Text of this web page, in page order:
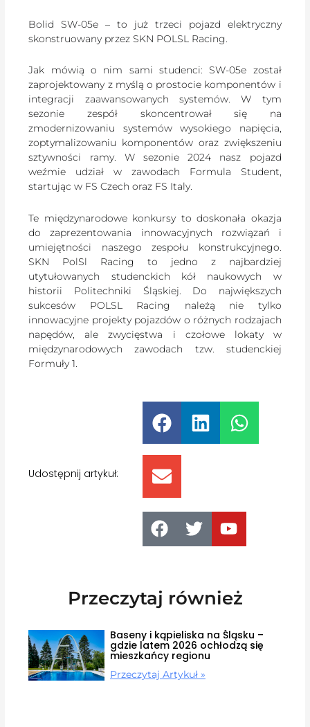
Bolid SW-05e – to już trzeci pojazd elektryczny
skonstruowany przez SKN POLSL Racing.
Jak mówią o nim sami studenci: SW-05e został
zaprojektowany z myślą o prostocie komponentów i
integracji zaawansowanych systemów. W tym
sezonie zespół skoncentrował się na
zmodernizowaniu systemów wysokiego napięcia,
zoptymalizowaniu komponentów oraz zwiększeniu
sztywności ramy. W sezonie 2024 nasz pojazd
weźmie udział w zawodach Formula Student,
startując w FS Czech oraz FS Italy.
Te międzynarodowe konkursy to doskonała okazja
do zaprezentowania innowacyjnych rozwiązań i
umiejętności naszego zespołu konstrukcyjnego.
SKN PolSl Racing to jedno z najbardziej
utytułowanych studenckich kół naukowych w
historii Politechniki Śląskiej. Do największych
sukcesów POLSL Racing należą nie tylko
innowacyjne projekty pojazdów o różnych rodzajach
napędów, ale zwycięstwa i czołowe lokaty w
międzynarodowych zawodach tzw. studenckiej
Formuły 1.
Udostępnij artykuł:
Przeczytaj również
Baseny i kąpieliska na Śląsku –
gdzie latem 2026 ochłodzą się
mieszkańcy regionu
Przeczytaj Artykuł »